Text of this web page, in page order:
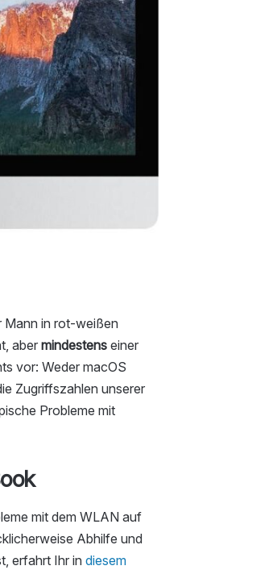
Mann in rot-weißen
aber mindestens einer
vor: Weder macOS
Zugriffszahlen unserer
Probleme mit
mit dem WLAN auf
Abhilfe und
erfahrt Ihr in diesem